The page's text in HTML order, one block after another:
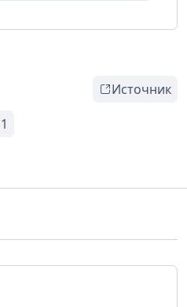
Источник